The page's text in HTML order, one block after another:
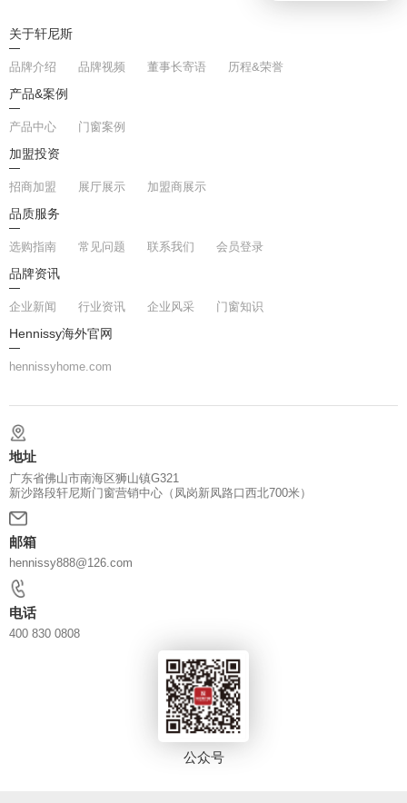
关于轩尼斯
品牌介绍 品牌视频 董事长寄语
历程&荣誉
产品&案例
产品中心
门窗案例
加盟投资
招商加盟 展厅展示
加盟商展示
品质服务
选购指南 常见问题 联系我们
会员登录
品牌资讯
企业新闻 行业资讯 企业风采
门窗知识
Hennissy海外官网
hennissyhome.com
地址
广东省佛山市南海区狮山镇G321
新沙路段轩尼斯门窗营销中心（凤岗新凤路口西北700米）
邮箱
hennissy888@126.com
电话
400 830 0808
公众号